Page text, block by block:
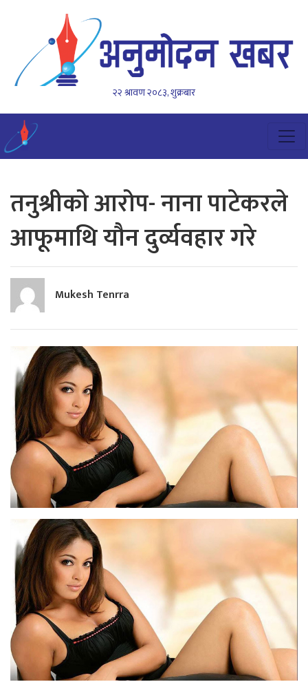
२२ श्रावण २०८३, शुक्रबार
तनुश्रीको आरोप- नाना पाटेकरले
आफूमाथि यौन दुर्व्यवहार गरे
Mukesh Tenrra